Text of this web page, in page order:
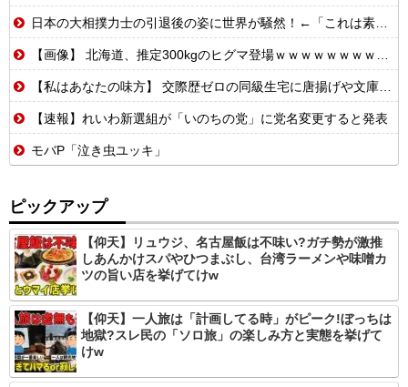
日本の大相撲力士の引退後の姿に世界が騒然！←「これは素晴らしい！」（海外の反応）
【画像】 北海道、推定300kgのヒグマ登場ｗｗｗｗｗｗｗｗｗｗｗｗｗｗｗｗｗｗｗｗ
【私はあなたの味方】 交際歴ゼロの同級生宅に唐揚げや文庫本を20回以上届けた24歳女を逮捕
【速報】れいわ新選組が「いのちの党」に党名変更すると発表
モバP「泣き虫ユッキ」
ピックアップ
【仰天】リュウジ、名古屋飯は不味い?ガチ勢が激推
しあんかけスパやひつまぶし、台湾ラーメンや味噌カ
ツの旨い店を挙げてけw
【仰天】一人旅は「計画してる時」がピーク!ぼっちは
地獄?スレ民の「ソロ旅」の楽しみ方と実態を挙げて
けw